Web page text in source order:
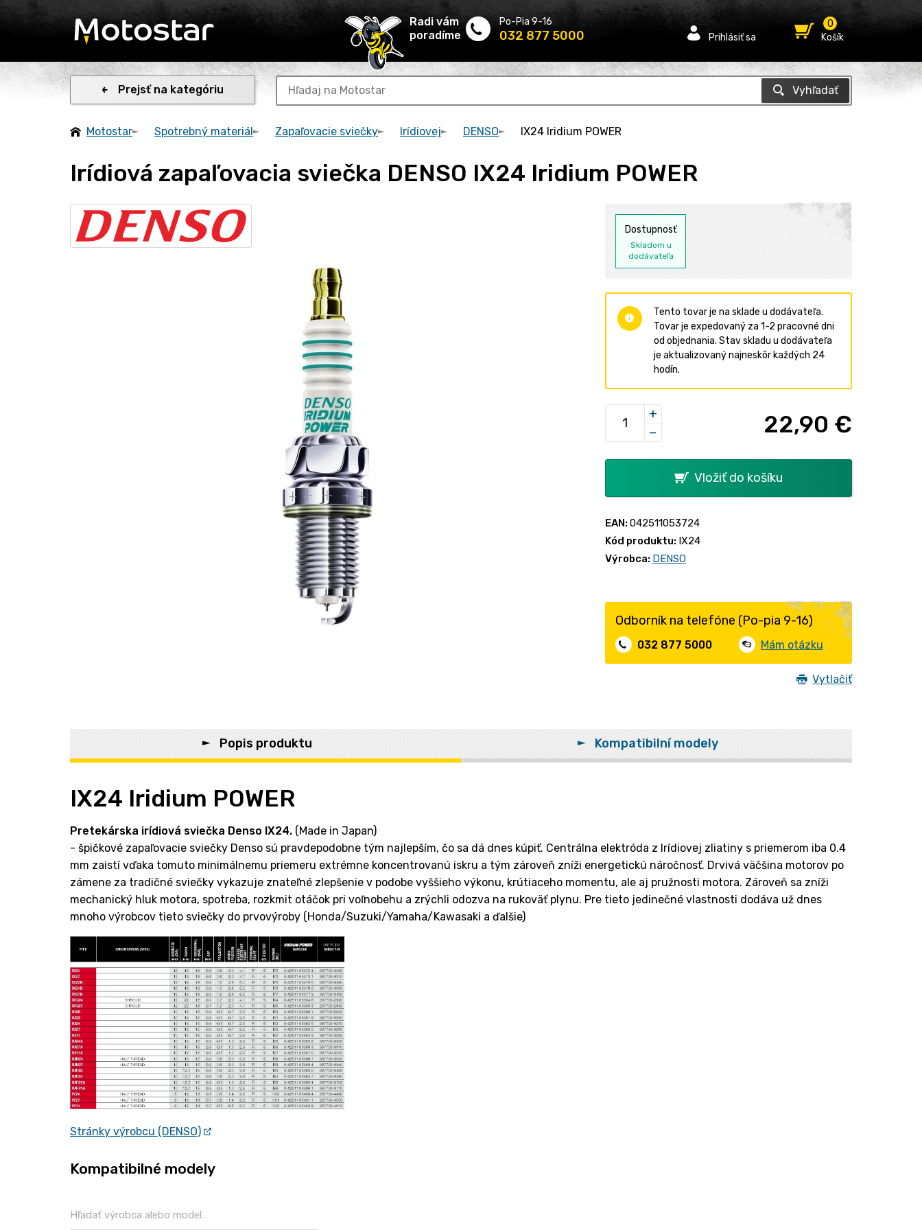
Prihlásiť sa
0
Košík
Radi vám
poradíme
Po-Pia 9-16
032 877 5000
Prejsť na kategóriu
Motostar Spotrebný materiál Zapaľovacie sviečky Irídiovej DENSO IX24 Iridium POWER
Irídiová zapaľovacia sviečka DENSO IX24 Iridium POWER
Dostupnosť
Skladom u
dodávateľa
Tento tovar je na sklade u dodávateľa.
Tovar je expedovaný za 1-2 pracovné dni
od objednania. Stav skladu u dodávateľa
je aktualizovaný najneskôr každých 24
hodín.
22,90 €
+
−
Vložiť do košíku
EAN: 042511053724
Kód produktu: IX24
Výrobca: DENSO
Odborník na telefóne (Po-pia 9-16)
032 877 5000 Mám otázku
Vytlačiť
Popis produktu Kompatibilní modely
IX24 Iridium POWER
Pretekárska irídiová sviečka Denso IX24. (Made in Japan)
- špičkové zapaľovacie sviečky Denso sú pravdepodobne tým najlepším, čo sa dá dnes kúpiť. Centrálna elektróda z Irídiovej zliatiny s priemerom iba 0.4
mm zaistí vďaka tomuto minimálnemu priemeru extrémne koncentrovanú iskru a tým zároveň zníži energetickú náročnosť. Drvivá väčšina motorov po
zámene za tradičné sviečky vykazuje znateľné zlepšenie v podobe vyššieho výkonu, krútiaceho momentu, ale aj pružnosti motora. Zároveň sa zníži
mechanický hluk motora, spotreba, rozkmit otáčok pri voľnobehu a zrýchli odozva na rukoväť plynu. Pre tieto jedinečné vlastnosti dodáva už dnes
mnoho výrobcov tieto sviečky do prvovýroby (Honda/Suzuki/Yamaha/Kawasaki a ďalšie)
Stránky výrobcu (DENSO)
Kompatibilné modely